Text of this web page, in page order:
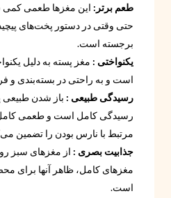
طعم برتر: این مغزها طعمی کمی
حتی وقتی در دستور پخت‌های
برجسته است.
یکنواختی : مغز پسته به دلیل
است و به راحتی در بسته‌بندی و
رسیدگی طبیعی : باز شدن طبیعی
رسیدگی کامل است و طعمی
مرتبط با نارس بودن را تضمین
جذابیت بصری : از مغزهای سبز
مغزهای کامل، ظاهر آنها برای
است.